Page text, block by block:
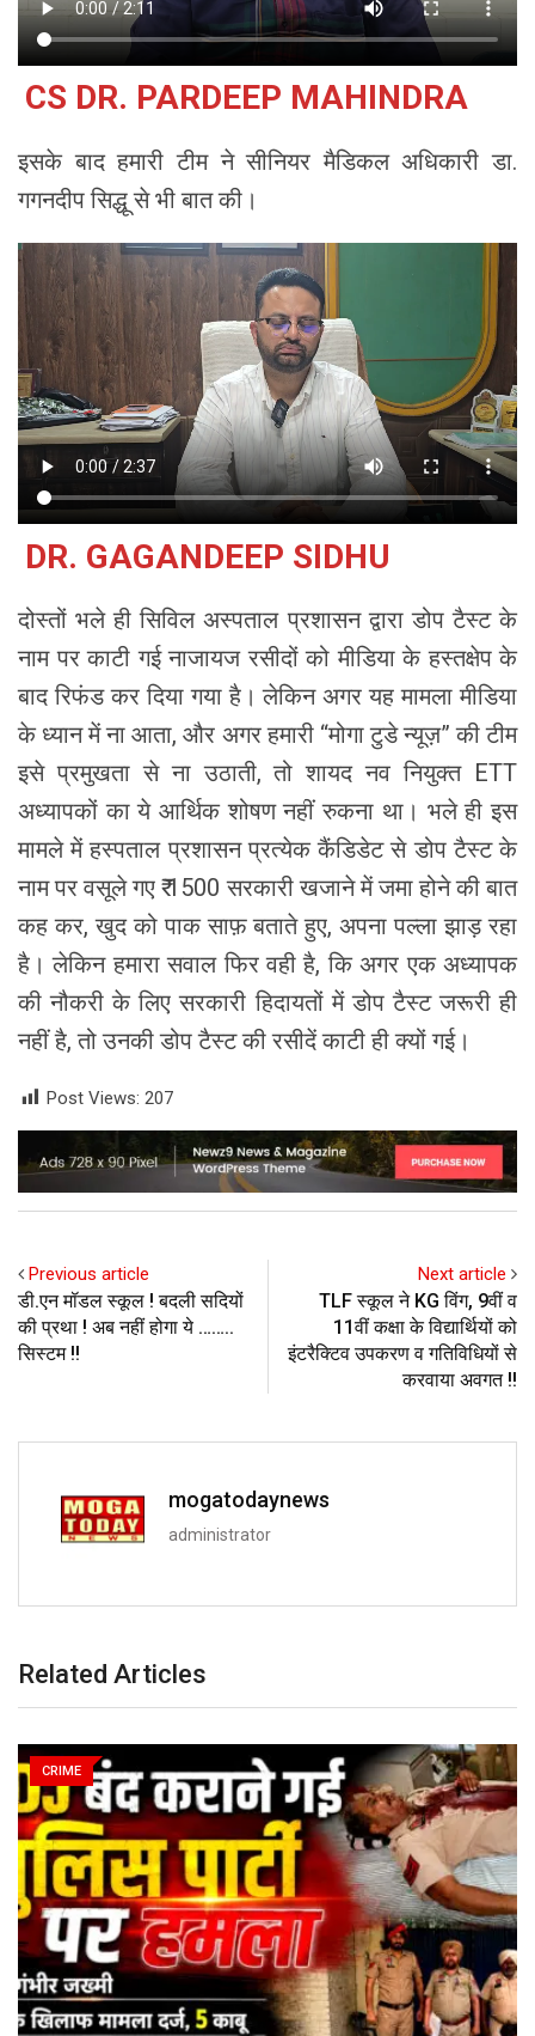
CS DR. PARDEEP MAHINDRA
इसके बाद हमारी टीम ने सीनियर मैडिकल अधिकारी डा.
गगनदीप सिद्धू से भी बात की।
DR. GAGANDEEP SIDHU
दोस्तों भले ही सिविल अस्पताल प्रशासन द्वारा डोप टैस्ट के
नाम पर काटी गई नाजायज रसीदों को मीडिया के हस्तक्षेप के
बाद रिफंड कर दिया गया है। लेकिन अगर यह मामला मीडिया
के ध्यान में ना आता, और अगर हमारी “मोगा टुडे न्यूज़” की टीम
इसे प्रमुखता से ना उठाती, तो शायद नव नियुक्त ETT
अध्यापकों का ये आर्थिक शोषण नहीं रुकना था। भले ही इस
मामले में हस्पताल प्रशासन प्रत्येक कैंडिडेट से डोप टैस्ट के
नाम पर वसूले गए ₹ 1500 सरकारी खजाने में जमा होने की बात
कह कर, खुद को पाक साफ़ बताते हुए, अपना पल्ला झाड़ रहा
है। लेकिन हमारा सवाल फिर वही है, कि अगर एक अध्यापक
की नौकरी के लिए सरकारी हिदायतों में डोप टैस्ट जरूरी ही
नहीं है, तो उनकी डोप टैस्ट की रसीदें काटी ही क्यों गई।
Post Views: 207
Previous article
डी.एन मॉडल स्कूल ! बदली सदियों
की प्रथा ! अब नहीं होगा ये ……..
सिस्टम !!
Next article
TLF स्कूल ने KG विंग, 9वीं व
11वीं कक्षा के विद्यार्थियों को
इंटरैक्टिव उपकरण व गतिविधियों से
करवाया अवगत !!
mogatodaynews
administrator
Related Articles
CRIME